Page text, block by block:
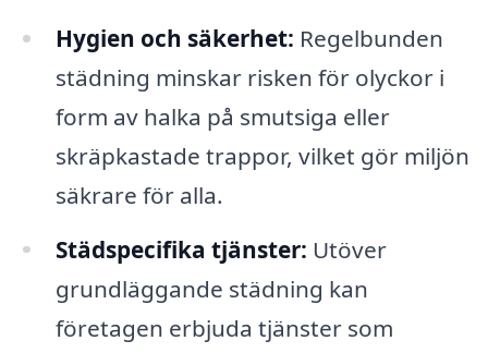
Hygien och säkerhet: Regelbunden
städning minskar risken för olyckor i
form av halka på smutsiga eller
skräpkastade trappor, vilket gör miljön
säkrare för alla.
Städspecifika tjänster: Utöver
grundläggande städning kan
företagen erbjuda tjänster som